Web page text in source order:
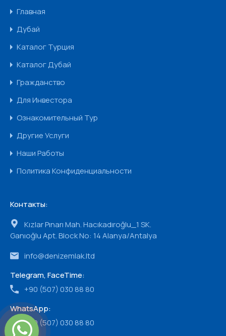
Главная
Дубай
Каталог Турция
Каталог Дубай
Гражданство
Для Инвестора
Ознакомительный Тур
Другие Услуги
Наши Работы
Политика Конфиденциальности
Контакты:
Kızlar Pınarı Mah. Hacıkadıroğlu_1 SK.
Ganıoğlu Apt. Block No: 14 Alanya/Antalya
info@denizemlak.ltd
Telegram, FaceTime:
+90 (507) 030 88 80
WhatsApp:
+90 (507) 030 88 80